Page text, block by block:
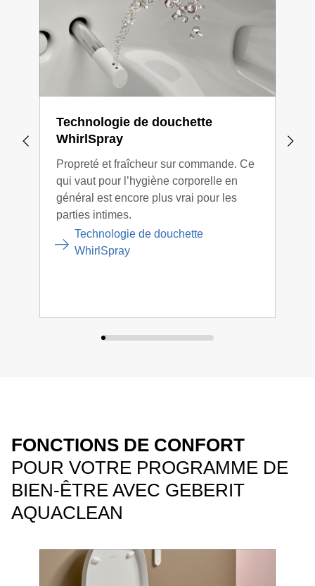
Technologie de douchette
WhirlSpray
Propreté et fraîcheur sur commande. Ce
qui vaut pour l’hygiène corporelle en
général est encore plus vrai pour les
parties intimes.
Technologie de douchette
WhirlSpray
FONCTIONS DE CONFORT
POUR VOTRE PROGRAMME DE
BIEN-ÊTRE AVEC GEBERIT
AQUACLEAN